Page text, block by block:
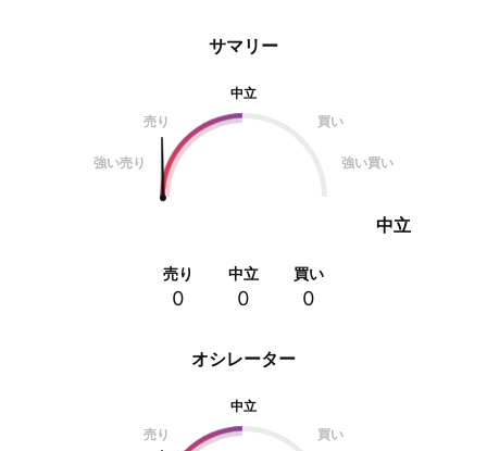
オシレーター
中立
売り
買い
サマリー
中立
売り
買い
強い売り 強い買い
中立
売り
0
中立
0
買い
0